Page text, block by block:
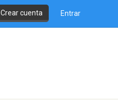
Crear cuenta Entrar